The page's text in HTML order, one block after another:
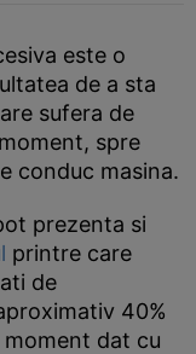
este o
de a sta
sufera de
spre
conduc masina.
prezenta si
printre care
de
40%
dat cu